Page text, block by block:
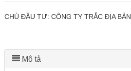
CHỦ ĐẦU TƯ: CÔNG TY TRẮC ĐỊA
Mô tả